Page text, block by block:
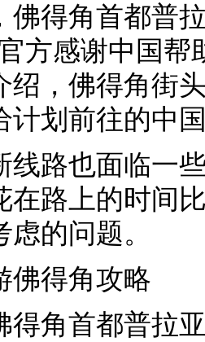
佛得角首都普
方感谢中国
绍，佛得角街
计划前往的中
线路也面临一
在路上的时间
的问题。
佛得角攻略
得角首都普拉